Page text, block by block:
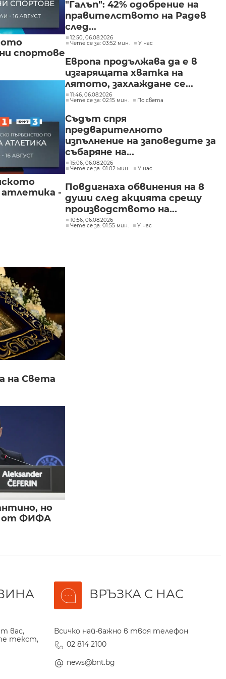
спортове
атлетика -
на Света
но
от ФИФА
"Галъп": 42% одобрение на
правителството на Радев
след...
12:50, 06.08.2026
Чете се за: 03:52 мин.
У нас
Европа продължава да е в
изгарящата хватка на
лятото, захлаждане се...
11:46, 06.08.2026
Чете се за: 02:15 мин.
По света
Съдът спря
предварителното
изпълнение на заповедите за
събаряне на...
15:06, 06.08.2026
Чете се за: 01:02 мин.
У нас
Повдигнаха обвинения на 8
души след акцията срещу
производството на...
10:56, 06.08.2026
Чете се за: 01:55 мин.
У нас
вас,
текст,
ВРЪЗКА С НАС
Всичко най-важно в твоя телефон
02 814 2100
news@bnt.bg